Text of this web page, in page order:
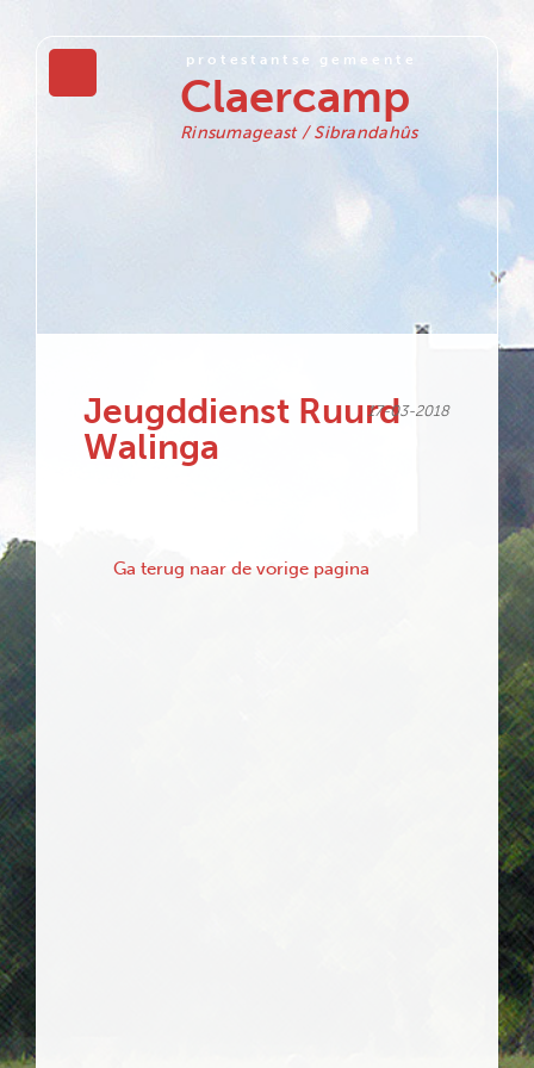
protestantse gemeente
Claercamp
Rinsumageast / Sibrandahûs
17-03-2018
Jeugddienst Ruurd
Walinga
Ga terug naar de vorige pagina